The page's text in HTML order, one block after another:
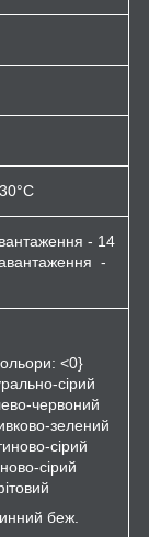
- 14
-
<0}
сірий
червоний
зелений
сірий
сірий
беж.